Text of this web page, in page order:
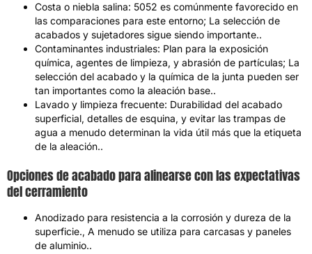
Costa o niebla salina: 5052 es comúnmente favorecido en
las comparaciones para este entorno; La selección de
acabados y sujetadores sigue siendo importante..
Contaminantes industriales: Plan para la exposición
química, agentes de limpieza, y abrasión de partículas; La
selección del acabado y la química de la junta pueden ser
tan importantes como la aleación base..
Lavado y limpieza frecuente: Durabilidad del acabado
superficial, detalles de esquina, y evitar las trampas de
agua a menudo determinan la vida útil más que la etiqueta
de la aleación..
Opciones de acabado para alinearse con las expectativas
del cerramiento
Anodizado para resistencia a la corrosión y dureza de la
superficie., A menudo se utiliza para carcasas y paneles
de aluminio..